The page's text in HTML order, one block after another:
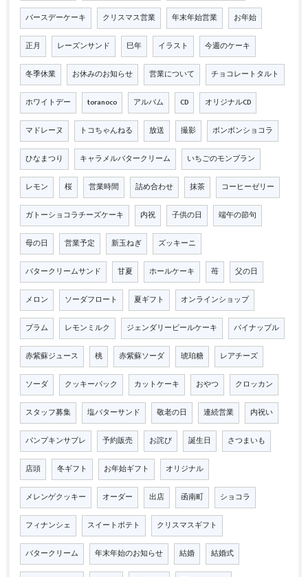
バースデーケーキ クリスマス営業 年末年始営業 お年始
正月 レーズンサンド 巳年 イラスト 今週のケーキ
冬季休業 お休みのお知らせ 営業について チョコレートタルト
ホワイトデー toranoco アルバム CD オリジナルCD
マドレーヌ トコちゃんねる 放送 撮影 ボンボンショコラ
ひなまつり キャラメルバタークリーム いちごのモンブラン
レモン 桜 営業時間 詰め合わせ 抹茶 コーヒーゼリー
ガトーショコラチーズケーキ 内祝 子供の日 端午の節句
母の日 営業予定 新玉ねぎ ズッキーニ
バタークリームサンド 甘夏 ホールケーキ 苺 父の日
メロン ソーダフロート 夏ギフト オンラインショップ
プラム レモンミルク ジェンダリービールケーキ パイナップル
赤紫蘇ジュース 桃 赤紫蘇ソーダ 琥珀糖 レアチーズ
ソーダ クッキーパック カットケーキ おやつ クロッカン
スタッフ募集 塩バターサンド 敬老の日 連続営業 内祝い
パンプキンサブレ 予約販売 お詫び 誕生日 さつまいも
店頭 冬ギフト お年始ギフト オリジナル
メレンゲクッキー オーダー 出店 函南町 ショコラ
フィナンシェ スイートポテト クリスマスギフト
バタークリーム 年末年始のお知らせ 結婚 結婚式